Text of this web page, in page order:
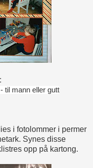
- til mann eller gutt
i fotolommer i permer
Synes disse
opp på kartong.